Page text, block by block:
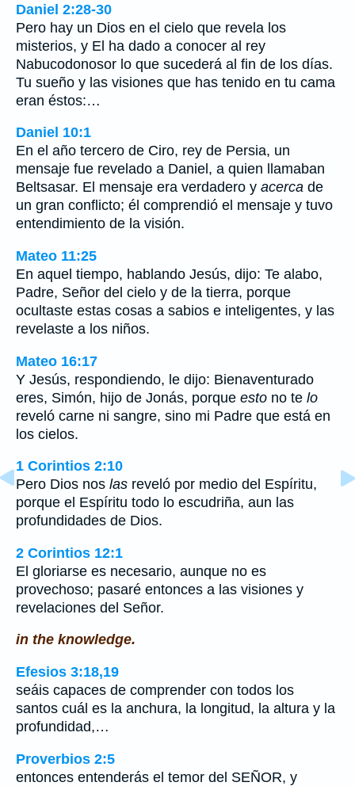
Daniel 2:28-30
Pero hay un Dios en el cielo que revela los
misterios, y El ha dado a conocer al rey
Nabucodonosor lo que sucederá al fin de los días.
Tu sueño y las visiones que has tenido en tu cama
eran éstos:…
Daniel 10:1
En el año tercero de Ciro, rey de Persia, un
mensaje fue revelado a Daniel, a quien llamaban
Beltsasar. El mensaje era verdadero y acerca de
un gran conflicto; él comprendió el mensaje y tuvo
entendimiento de la visión.
Mateo 11:25
En aquel tiempo, hablando Jesús, dijo: Te alabo,
Padre, Señor del cielo y de la tierra, porque
ocultaste estas cosas a sabios e inteligentes, y las
revelaste a los niños.
Mateo 16:17
Y Jesús, respondiendo, le dijo: Bienaventurado
eres, Simón, hijo de Jonás, porque esto no te lo
reveló carne ni sangre, sino mi Padre que está en
los cielos.
1 Corintios 2:10
Pero Dios nos las reveló por medio del Espíritu,
porque el Espíritu todo lo escudriña, aun las
profundidades de Dios.
2 Corintios 12:1
El gloriarse es necesario, aunque no es
provechoso; pasaré entonces a las visiones y
revelaciones del Señor.
in the knowledge.
Efesios 3:18,19
seáis capaces de comprender con todos los
santos cuál es la anchura, la longitud, la altura y la
profundidad,…
Proverbios 2:5
entonces entenderás el temor del SEÑOR, y